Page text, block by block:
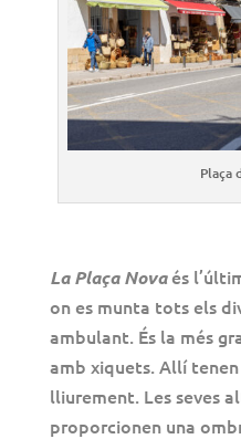
Plaça
La Plaça Novaés
on es munta tots els
ambulant. És la més
amb xiquets. Allí
lliurement. Les seves
proporcionen una